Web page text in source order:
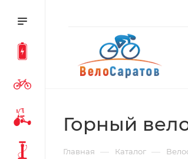
Горный
Главная — Каталог —